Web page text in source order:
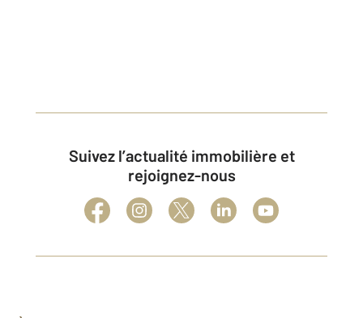
Suivez l’actualité immobilière et
rejoignez-nous